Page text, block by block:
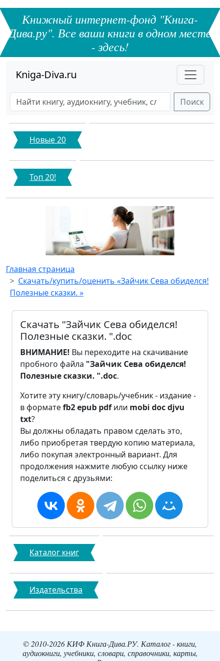
Книжный интернет-фонд "Книга-
Дива.ру". Все ваши книги в одном месте
- здесь!
Kniga-Diva.ru
Поиск
Новые 20
Топ 20!
Главная страница
Скачать/купить/оценить «Зайчик Сева обиделся!
Полезные сказки. »
Скачать "Зайчик Сева обиделся!
Полезные сказки. ".doc
ВНИМАНИЕ! Вы переходите на скачивание
пробного файла "Зайчик Сева обиделся!
Полезные сказки. ".doc.
Хотите эту книгу/словарь/учебник - издание -
в форматеfb2epub pdfили mobi docdjvu
txt?
Вы должны обладать правом сделать это,
либо приобретая твердую копию материала,
либо покупая электронный вариант. Для
продолжения нажмите любую ссылку ниже
поделиться с друзьями:
Каталог книг
Издательства
© 2010-2026 КИФ Книга-Дива.РУ. Каталог - книги,
аудиокниги, учебники, словари, справочники, карты,